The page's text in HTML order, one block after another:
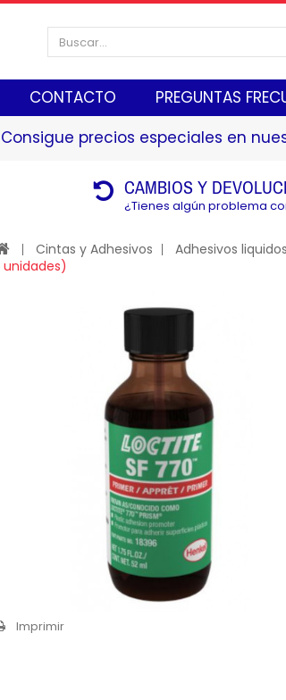
CONTACTO PREGUNTAS
Consigue precios especiales en
CAMBIOS Y
¿Tienes algún problema
Cintas y Adhesivos Adhesivos liquidos
unidades)
Imprimir